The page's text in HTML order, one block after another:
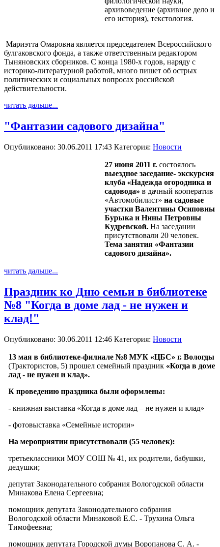
архивоведение (архивное дело и
его история), текстология.
Мариэтта Омаровна является председателем Всероссийского
булгаковского фонда, а также ответственным редактором
Тыняновских сборников. С конца 1980-х годов, наряду с
историко-литературной работой, много пишет об острых
политических и социальных вопросах российской
действительности.
читать дальше...
"Фантазии садового дизайна"
Опубликовано: 30.06.2011 17:43 Категория: Новости
27 июня 2011 г. состоялось
выездное заседание- экскурсия
клуба «Надежда огородника и
садовода» в дачный кооператив
«Автомобилист» на садовые
участки Валентины Осиповны
Бурыка и Нины Петровны
Кудревской. На заседании
присутствовали 20 человек.
Тема занятия «Фантазии
садового дизайна».
читать дальше...
Праздник ко Дню семьи в библиотеке
№8 "Когда в доме лад - не нужен и
клад!"
Опубликовано: 30.06.2011 12:46 Категория: Новости
13 мая в библиотеке-филиале №8 МУК «ЦБС» г. Вологды
(Трактористов, 5) прошел семейный праздник «Когда в доме
лад - не нужен и клад».
К проведению праздника были оформлены:
- книжная выставка «Когда в доме лад – не нужен и клад»
- фотовыставка «Семейные истории»
На мероприятии присутствовали (55 человек):
третьеклассники МОУ СОШ № 41, их родители, бабушки,
дедушки;
депутат Законодательного собрания Вологодской области
Минакова Елена Сергеевна;
помощник депутата Законодательного собрания
Вологодской области Минаковой Е.С. - Трухина Ольга
Тимофеевна;
помощник депутата Городской думы Воропанова С. А. -